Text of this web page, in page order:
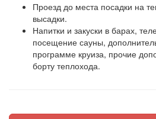
Проезд до места посадки на
высадки.
Напитки и закуски в барах,
посещение сауны,
программе круиза, прочие
борту теплохода.